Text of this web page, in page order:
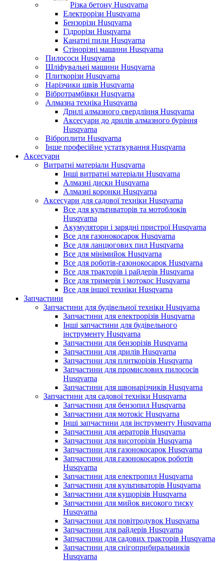
Різка бетону Husqvarna
Електрорізи Husqvarna
Бензорізи Husqvarna
Гідрорізи Husqvarna
Канатні пили Husqvarna
Стінорізні машини Husqvarna
Пилососи Husqvarna
Шліфувальні машини Husqvarna
Плиткорізи Husqvarna
Нарізчики швів Husqvarna
Вібротрамбівки Husqvarna
Алмазна техніка Husqvarna
Дрилі алмазного свердління Husqvarna
Аксесуари до дрилів алмазного буріння
Husqvarna
Віброплити Husqvarna
Інше професійне устаткування Husqvarna
Аксесуари
Витратні матеріали Husqvarna
Інші витратні матеріали Husqvarna
Алмазні диски Husqvarna
Алмазні коронки Husqvarna
Аксесуари для садової техніки Husqvarna
Все для культиваторів та мотоблоків
Husqvarna
Акумулятори і зарядні пристрої Husqvarna
Все для газонокосарок Husqvarna
Все для ланцюгових пил Husqvarna
Все для мінімийок Husqvarna
Все для роботів-газонокосарок Husqvarna
Все для тракторів і райдерів Husqvarna
Все для тримерів і мотокос Husqvarna
Все для іншої техніки Husqvarna
Запчастини
Запчастини для будівельної техніки Husqvarna
Запчастини для електрорізів Husqvarna
Інші запчастини для будівельного
інструменту Husqvarna
Запчастини для бензорізів Husqvarna
Запчастини для дрилів Husqvarna
Запчастини для плиткорізів Husqvarna
Запчастини для промислових пилососів
Husqvarna
Запчастини для швонарізчиків Husqvarna
Запчастини для садової техніки Husqvarna
Запчастини для бензопил Husqvarna
Запчастини для мотокіс Husqvarna
Інші запчастини для інструменту Husqvarna
Запчастини для аераторів Husqvarna
Запчастини для висоторізів Husqvarna
Запчастини для газонокосарок Husqvarna
Запчастини для газонокосарок роботів
Husqvarna
Запчастини для електропил Husqvarna
Запчастини для культиваторів Husqvarna
Запчастини для кущорізів Husqvarna
Запчастини для мийок високого тиску
Husqvarna
Запчастини для повітродувок Husqvarna
Запчастини для райдерів Husqvarna
Запчастини для садових тракторів Husqvarna
Запчастини для снігоприбиральників
Husqvarna